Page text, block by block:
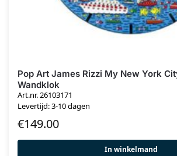
Pop Art James Rizzi My New York
Wandklok
Art.nr. 26103171
Levertijd: 3-10 dagen
€149.00
In winkelmand